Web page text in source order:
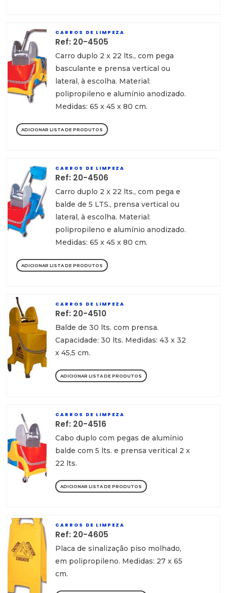
CARROS DE LIMPEZA
Ref: 20-4505
Carro duplo 2 x 22 lts., com pega
basculante e prensa vertical ou
lateral, à escolha. Material:
polipropileno e alumínio anodizado.
Medidas: 65 x 45 x 80 cm.
ADICIONAR LISTA DE PRODUTOS
CARROS DE LIMPEZA
Ref: 20-4506
Carro duplo 2 x 22 lts., com pega e
balde de 5 LTS., prensa vertical ou
lateral, à escolha. Material:
polipropileno e alumínio anodizado.
Medidas: 65 x 45 x 80 cm.
ADICIONAR LISTA DE PRODUTOS
CARROS DE LIMPEZA
Ref: 20-4510
Balde de 30 lts. com prensa.
Capacidade: 30 lts. Medidas: 43 x 32
x 45,5 cm.
ADICIONAR LISTA DE PRODUTOS
CARROS DE LIMPEZA
Ref: 20-4516
Cabo duplo com pegas de alumínio
balde com 5 lts. e prensa veritical 2 x
22 lts.
ADICIONAR LISTA DE PRODUTOS
CARROS DE LIMPEZA
Ref: 20-4605
Placa de sinalização piso molhado,
em polipropileno. Medidas: 27 x 65
cm.